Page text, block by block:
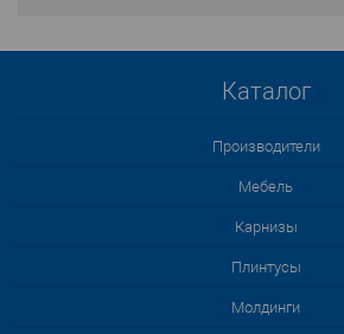
Каталог
Производители
Мебель
Карнизы
Плинтусы
Молдинги